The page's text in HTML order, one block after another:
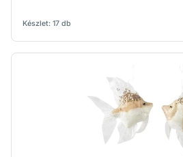
Készlet: 17 db